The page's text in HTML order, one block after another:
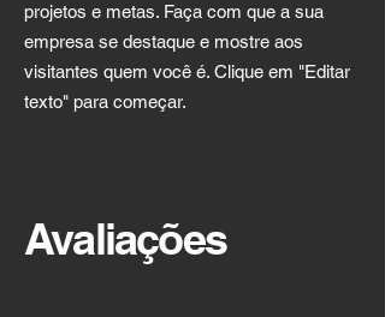
projetos e metas. Faça com que a sua
empresa se destaque e mostre aos
visitantes quem você é. Clique em "Editar
texto" para começar.
Avaliações